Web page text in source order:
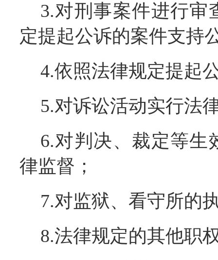
3.对刑事案件进行审
定提起公诉的案件支持
4.依照法律规定提起
5.对诉讼活动实行法
6.对判决、裁定等生
律监督；
7.对监狱、看守所的
8.法律规定的其他职